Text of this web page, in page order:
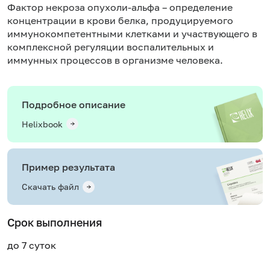
Фактор некроза опухоли-альфа – определение
концентрации в крови белка, продуцируемого
иммунокомпетентными клетками и участвующего в
комплексной регуляции воспалительных и
иммунных процессов в организме человека.
Подробное описание
Helixbook
Пример результата
Скачать файл
Срок выполнения
до 7 суток